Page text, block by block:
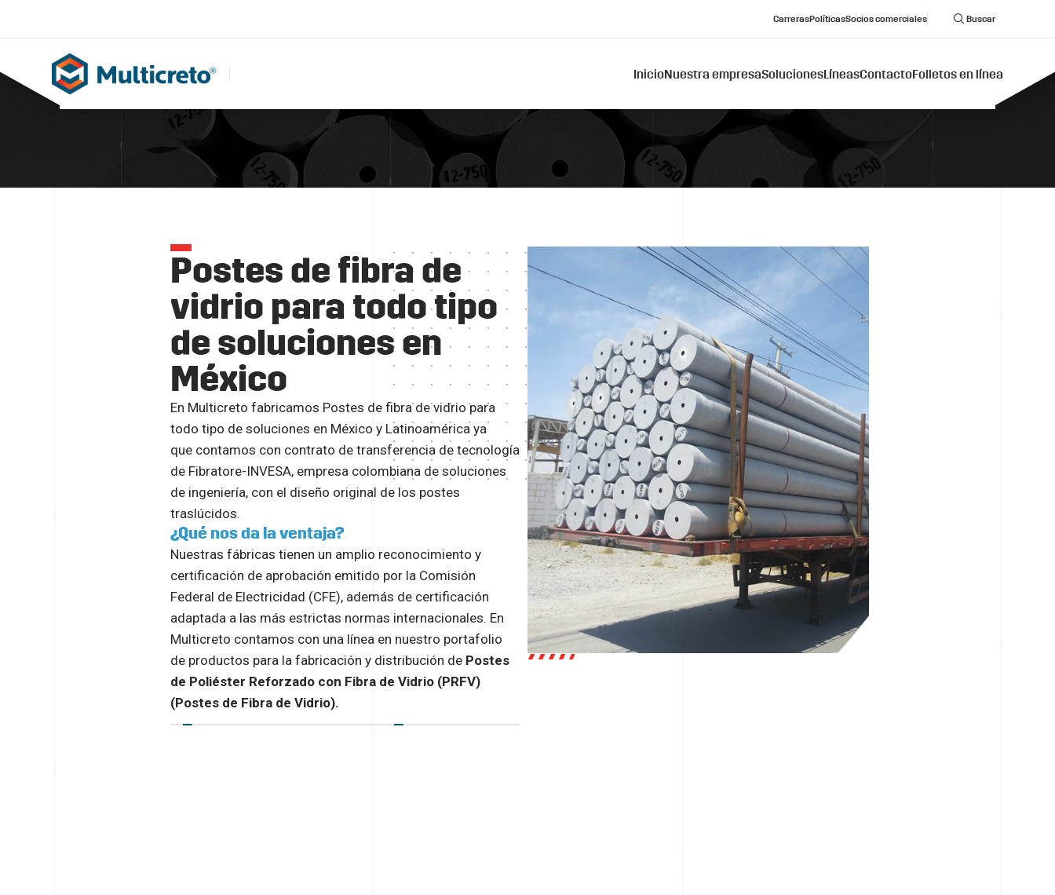
CarrerasPolíticasSocios comerciales Buscar
InicioNuestra empresaSolucionesLíneasContactoFolletos en línea
Postes de fibra de
vidrio para todo tipo
de soluciones en
México
En Multicreto fabricamos Postes de fibra de vidrio para
todo tipo de soluciones en México y Latinoamérica ya
que contamos con contrato de transferencia de tecnología
de Fibratore-INVESA, empresa colombiana de soluciones
de ingeniería, con el diseño original de los postes
traslúcidos.
¿Qué nos da la ventaja?
Nuestras fábricas tienen un amplio reconocimiento y
certificación de aprobación emitido por la Comisión
Federal de Electricidad (CFE), además de certificación
adaptada a las más estrictas normas internacionales. En
Multicreto contamos con una línea en nuestro portafolio
de productos para la fabricación y distribución de Postes
de Poliéster Reforzado con Fibra de Vidrio (PRFV)
(Postes de Fibra de Vidrio).